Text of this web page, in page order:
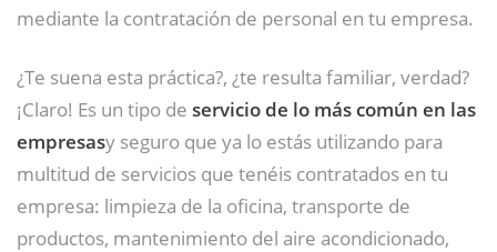
mediante la contratación de personal en tu empresa.
¿Te suena esta práctica?, ¿te resulta familiar, verdad?
¡Claro! Es un tipo de servicio de lo más común en las
empresasy seguro que ya lo estás utilizando para
multitud de servicios que tenéis contratados en tu
empresa: limpieza de la oficina, transporte de
productos, mantenimiento del aire acondicionado,